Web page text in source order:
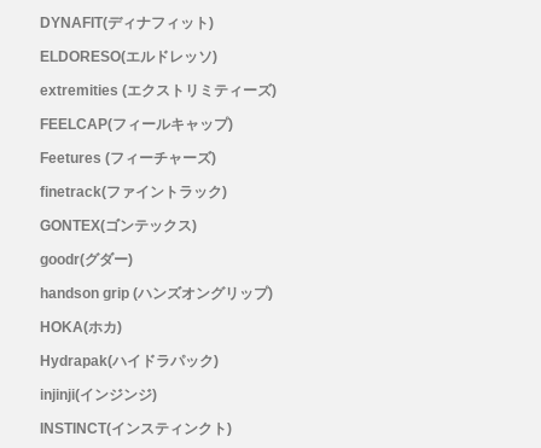
Lithe Apparel（ライテ アパレル）
MARSQUEST(マーズクエスト)
MERRELL(メレル)
milestone(マイルストーン)
MMA(マウンテンマーシャルアーツ)
DYNAFIT(ディナフィット)
ELDORESO(エルドレッソ)
extremities (エクストリミティーズ)
FEELCAP(フィールキャップ)
Feetures (フィーチャーズ)
finetrack(ファイントラック)
GONTEX(ゴンテックス)
goodr(グダー)
handson grip (ハンズオングリップ)
HOKA(ホカ)
Hydrapak(ハイドラパック)
injinji(インジンジ)
INSTINCT(インスティンクト)